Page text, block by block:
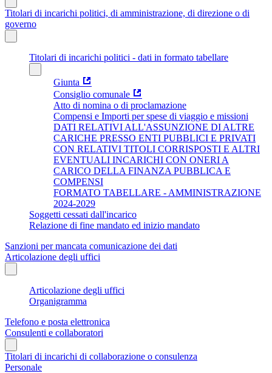
Titolari di incarichi politici, di amministrazione, di direzione o di
governo
Titolari di incarichi politici - dati in formato tabellare
Giunta
Consiglio comunale
Atto di nomina o di proclamazione
Compensi e Importi per spese di viaggio e missioni
DATI RELATIVI ALL'ASSUNZIONE DI ALTRE
CARICHE PRESSO ENTI PUBBLICI E PRIVATI
CON RELATIVI TITOLI CORRISPOSTI E ALTRI
EVENTUALI INCARICHI CON ONERI A
CARICO DELLA FINANZA PUBBLICA E
COMPENSI
FORMATO TABELLARE - AMMINISTRAZIONE
2024-2029
Soggetti cessati dall'incarico
Relazione di fine mandato ed inizio mandato
Sanzioni per mancata comunicazione dei dati
Articolazione degli uffici
Articolazione degli uffici
Organigramma
Telefono e posta elettronica
Consulenti e collaboratori
Titolari di incarichi di collaborazione o consulenza
Personale